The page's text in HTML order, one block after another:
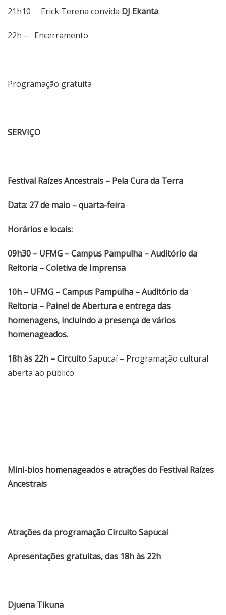
21h10 Erick Terena convida DJ Ekanta
22h – Encerramento
Programação gratuita
SERVIÇO
Festival Raízes Ancestrais – Pela Cura da Terra
Data: 27 de maio – quarta-feira
Horários e locais:
09h30 – UFMG – Campus Pampulha – Auditório da
Reitoria – Coletiva de Imprensa
10h – UFMG – Campus Pampulha – Auditório da
Reitoria – Painel de Abertura e entrega das
homenagens, incluindo a presença de vários
homenageados.
18h às 22h – CircuitoSapucaí – Programação cultural
aberta ao público
Mini-bios homenageados e atrações do Festival Raízes
Ancestrais
Atrações da programação Circuito Sapucaí
Apresentações gratuitas, das 18h às 22h
Djuena Tikuna